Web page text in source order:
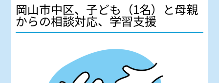
岡山市中区、子ども（1名）と母親
からの相談対応、学習支援